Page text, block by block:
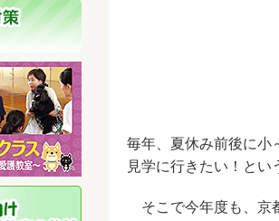
毎年、夏休み前後に小
見学に行きたい！とい
そこで今年度も、京